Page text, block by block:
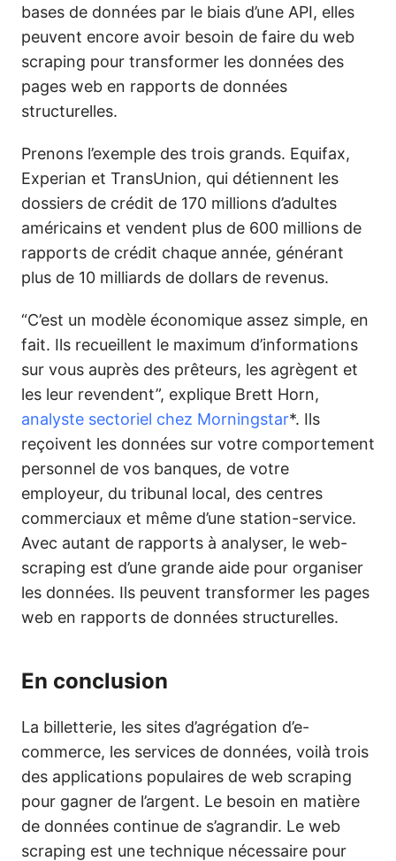
bases de données par le biais d’une API, elles
peuvent encore avoir besoin de faire du web
scraping pour transformer les données des
pages web en rapports de données
structurelles.
Prenons l’exemple des trois grands. Equifax,
Experian et TransUnion, qui détiennent les
dossiers de crédit de 170 millions d’adultes
américains et vendent plus de 600 millions de
rapports de crédit chaque année, générant
plus de 10 milliards de dollars de revenus.
“C’est un modèle économique assez simple, en
fait. Ils recueillent le maximum d’informations
sur vous auprès des prêteurs, les agrègent et
les leur revendent”, explique Brett Horn,
analyste sectoriel chez Morningstar*. Ils
reçoivent les données sur votre comportement
personnel de vos banques, de votre
employeur, du tribunal local, des centres
commerciaux et même d’une station-service.
Avec autant de rapports à analyser, le web-
scraping est d’une grande aide pour organiser
les données. Ils peuvent transformer les pages
web en rapports de données structurelles.
En conclusion
La billetterie, les sites d’agrégation d’e-
commerce, les services de données, voilà trois
des applications populaires de web scraping
pour gagner de l’argent. Le besoin en matière
de données continue de s’agrandir. Le web
scraping est une technique nécessaire pour